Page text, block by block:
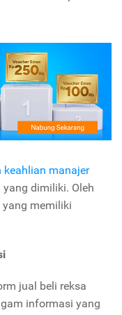
manajer
dimiliki. Oleh
memiliki
jual beli reksa
informasi yang